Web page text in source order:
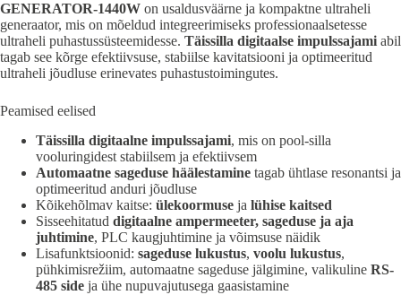
GENERATOR-1440W on usaldusväärne ja kompaktne ultraheli
generaator, mis on mõeldud integreerimiseks professionaalsetesse
ultraheli puhastussüsteemidesse. Täissilla digitaalse impulssajami abil
tagab see kõrge efektiivsuse, stabiilse kavitatsiooni ja optimeeritud
ultraheli jõudluse erinevates puhastustoimingutes.
Peamised eelised
Täissilla digitaalne impulssajami, mis on pool-silla
vooluringidest stabiilsem ja efektiivsem
Automaatne sageduse häälestamine tagab ühtlase resonantsi ja
optimeeritud anduri jõudluse
Kõikehõlmav kaitse: ülekoormuse ja lühise kaitsed
Sisseehitatud digitaalne ampermeeter, sageduse ja aja
juhtimine, PLC kaugjuhtimine ja võimsuse näidik
Lisafunktsioonid: sageduse lukustus, voolu lukustus,
pühkimisrežiim, automaatne sageduse jälgimine, valikuline RS-
485 side ja ühe nupuvajutusega gaasistamine